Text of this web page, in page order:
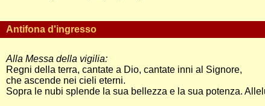
Antifona d'ingresso
Alla Messa della vigilia:
Regni della terra, cantate a Dio, cantate inni al Signore,
che ascende nei cieli eterni.
Sopra le nubi splende la sua bellezza e la sua potenza.